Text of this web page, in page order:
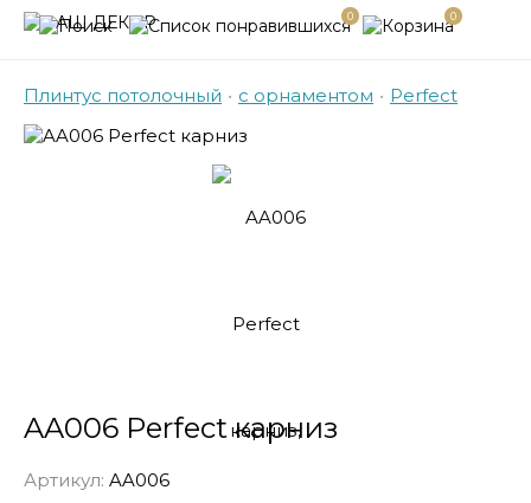
0 0
Плинтус потолочный • с орнаментом • Perfect
AA006 Perfect карниз
Артикул: AA006